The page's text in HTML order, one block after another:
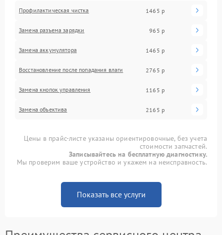
Профилактическая чистка 1465 р
Замена разъема зарядки 965 р
Замена аккумулятора 1465 р
Восстановление после попадания влаги 2765 р
Замена кнопок управления 1165 р
Замена объектива 2165 р
Цены в прайс-листе указаны ориентировочные, без учета
стоимости запчастей.
Записывайтесь на бесплатную диагностику.
Мы проверим ваше устройство и укажем на неисправность.
Показать все услуги